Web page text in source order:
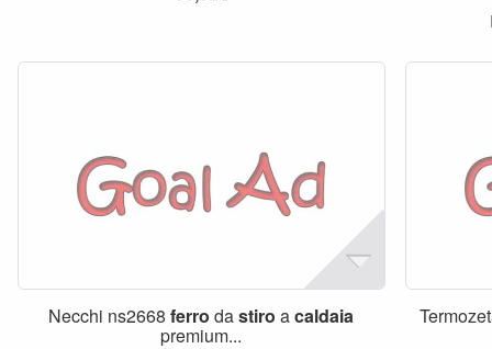
Necchi ns2668ferro dastiro acaldaia
premium...